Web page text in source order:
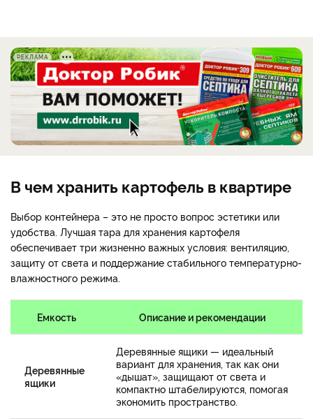
РЕКЛАМА
В чем хранить картофель в квартире
Выбор контейнера – это не просто вопрос эстетики или
удобства. Лучшая тара для хранения картофеля
обеспечивает три жизненно важных условия: вентиляцию,
защиту от света и поддержание стабильного температурно-
влажностного режима.
Емкость Описание и рекомендации
Деревянные
ящики
Деревянные ящики — идеальный
вариант для хранения, так как они
«дышат», защищают от света и
компактно штабелируются, помогая
экономить пространство.